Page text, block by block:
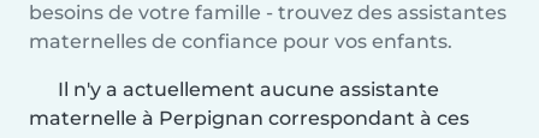
besoins de votre famille - trouvez des assistantes
maternelles de confiance pour vos enfants.
Il n'y a actuellement aucune assistante
maternelle à Perpignan correspondant à ces